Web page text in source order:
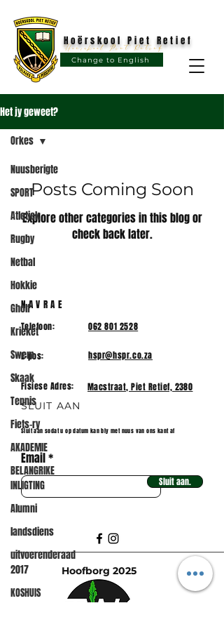
Change to English
Hoërskool Piet Retief
Hoërskool Piet Retief
Het jy geweet?
Nuusberigte
SPORT
Atletiek
Rugby
Netbal
Hokkie
Gholf
Krieket
Swem
Skaak
Tennis
Fiets-ry
AKADEMIE
BELANGRIKE
INLIGTING
Alumni
landsdiens
uitvoerenderaad
2017
KOSHUIS
Orkes
Posts Coming Soon
Explore other categories in this blog or
check back later.
Telefoon: 062 801 2528
E-pos: hspr@hspr.co.za
Fisiese Adres:
Macstraat, Piet Retief, 2380
SLUIT AAN
Sluit aan sodat u op datum kan bly met nuus van ons kant af
Email
Sluit aan.
NAVRAE
Hoofborg 2025